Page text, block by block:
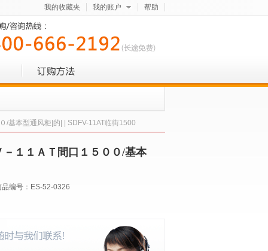
帮助
我的账户
我的收藏夹
/基本型通风柜|的| | SDFV-11AT临街1500
１１ＡＴ間口１５００/基本
编号： ES-52-0326